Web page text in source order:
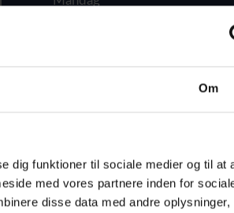
Om
dig funktioner til sociale medier og til at
med vores partnere inden for
disse data med andre oplysninger,
Onsdag
Weekend